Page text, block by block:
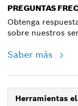
PREGUNTAS
Obtenga
sobre nuestros
Saber más
Herramientas